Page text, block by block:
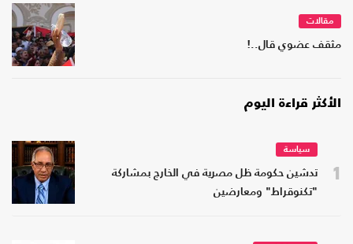
مقالات
مثقف عضوي قال..!
الأكثر قراءة اليوم
1
سياسة
تدشين حكومة ظل مصرية في الخارج بمشاركة
"تكنوقراط" ومعارضين